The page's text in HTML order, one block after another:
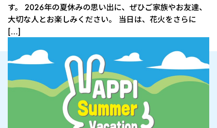
す。 2026年の夏休みの思い出に、ぜひご家族やお友達、
大切な人とお楽しみください。 当日は、花火をさらに
[…]